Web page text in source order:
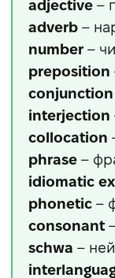
adjective –
adverb –
number –
preposition
conjunction
interjection
collocation
phrase –
idiomatic
phonetic –
consonant
schwa –